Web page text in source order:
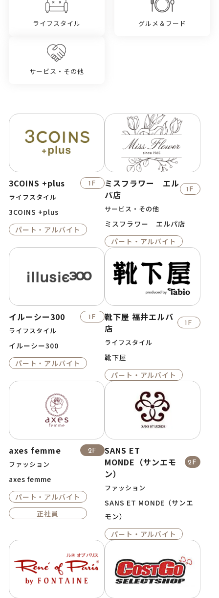
ライフスタイル グルメ＆フード
サービス・その他
3COINS +plus 1F
ライフスタイル
3COINS +plus
パート・アルバイト
ミスフラワー エル
パ店
1F
サービス・その他
ミスフラワー エルパ店
パート・アルバイト
イルーシー300 1F
ライフスタイル
イルーシー300
パート・アルバイト
靴下屋 福井エルパ
店
1F
ライフスタイル
靴下屋
パート・アルバイト
axes femme 2F
ファッション
axes femme
パート・アルバイト
正社員
SANS ET
MONDE（サンエモ
ン）
2F
ファッション
SANS ET MONDE（サンエ
モン）
パート・アルバイト